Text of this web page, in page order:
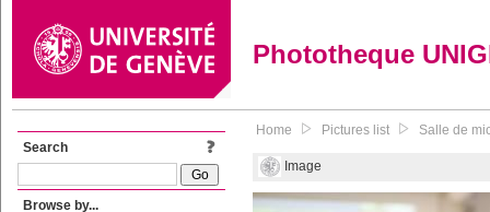
Phototheque
Search
Browse by...
Home Pictures list Salle de
Image